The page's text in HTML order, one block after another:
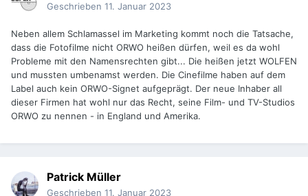
Geschrieben 11. Januar 2023
Neben allem Schlamassel im Marketing kommt noch die Tatsache,
dass die Fotofilme nicht ORWO heißen dürfen, weil es da wohl
Probleme mit den Namensrechten gibt... Die heißen jetzt WOLFEN
und mussten umbenamst werden. Die Cinefilme haben auf dem
Label auch kein ORWO-Signet aufgeprägt. Der neue Inhaber all
dieser Firmen hat wohl nur das Recht, seine Film- und TV-Studios
ORWO zu nennen - in England und Amerika.
Patrick Müller
Geschrieben 11. Januar 2023